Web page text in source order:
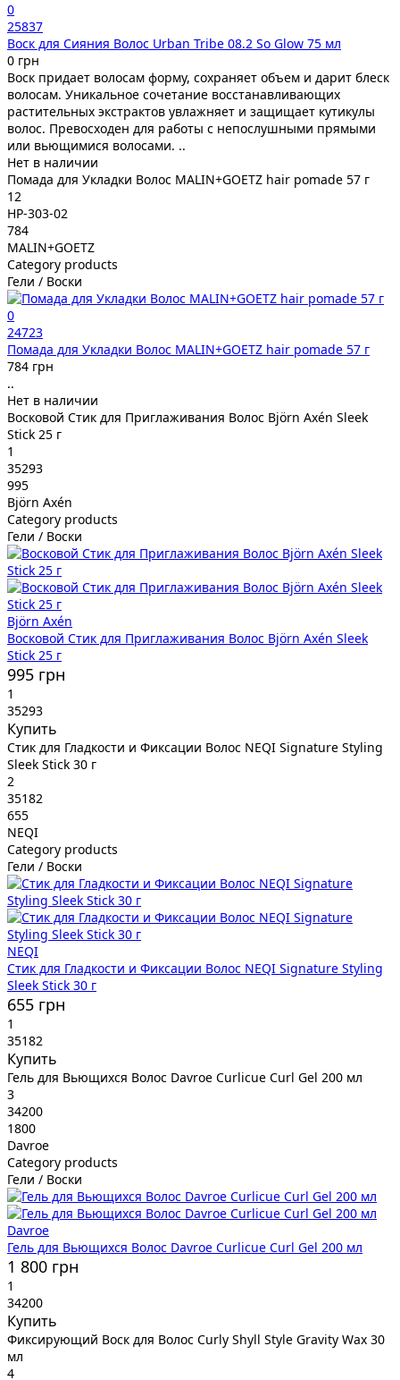
0
25837
Воск для Сияния Волос Urban Tribe 08.2 So Glow 75 мл
0 грн
Воск придает волосам форму, сохраняет объем и дарит блеск
волосам. Уникальное сочетание восстанавливающих
растительных экстрактов увлажняет и защищает кутикулы
волос. Превосходен для работы с непослушными прямыми
или вьющимися волосами. ..
Нет в наличии
Помада для Укладки Волос MALIN+GOETZ hair pomade 57 г
12
HP-303-02
784
MALIN+GOETZ
Category products
Гели / Воски
0
24723
Помада для Укладки Волос MALIN+GOETZ hair pomade 57 г
784 грн
..
Нет в наличии
Восковой Стик для Приглаживания Волос Björn Axén Sleek
Stick 25 г
1
35293
995
Björn Axén
Category products
Гели / Воски
Björn Axén
Восковой Стик для Приглаживания Волос Björn Axén Sleek
Stick 25 г
995 грн
1
35293
Купить
Стик для Гладкости и Фиксации Волос NEQI Signature Styling
Sleek Stick 30 г
2
35182
655
NEQI
Category products
Гели / Воски
NEQI
Стик для Гладкости и Фиксации Волос NEQI Signature Styling
Sleek Stick 30 г
655 грн
1
35182
Купить
Гель для Вьющихся Волос Davroe Curlicue Curl Gel 200 мл
3
34200
1800
Davroe
Category products
Гели / Воски
Davroe
Гель для Вьющихся Волос Davroe Curlicue Curl Gel 200 мл
1 800 грн
1
34200
Купить
Фиксирующий Воск для Волос Curly Shyll Style Gravity Wax 30
мл
4